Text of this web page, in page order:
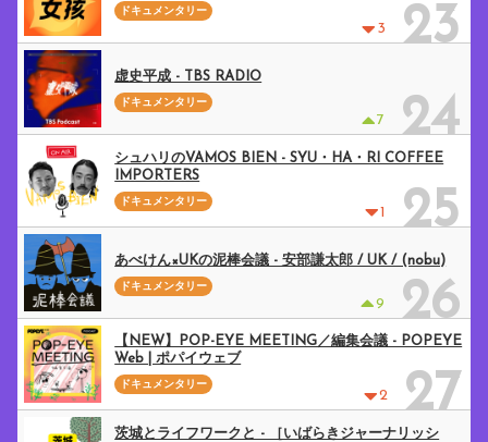
3 23
ドキュメンタリー
7 24
虚史平成 - TBS RADIO
ドキュメンタリー
1 25
シュハリのVAMOS BIEN - SYU・HA・RI COFFEE
IMPORTERS
ドキュメンタリー
9 26
あべけん×UKの泥棒会議 - 安部謙太郎 / UK / (nobu)
ドキュメンタリー
2 27
【NEW】POP-EYE MEETING／編集会議 - POPEYE
Web | ポパイウェブ
ドキュメンタリー
茨城とライフワークと - ［いばらきジャーナリッシ